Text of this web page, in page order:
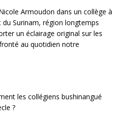
Armoudon dans un collège à
Surinam, région longtemps
un éclairage original sur les
au quotidien notre
les collégiens bushinangué
?